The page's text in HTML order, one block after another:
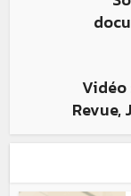
Vidéo
Revue,